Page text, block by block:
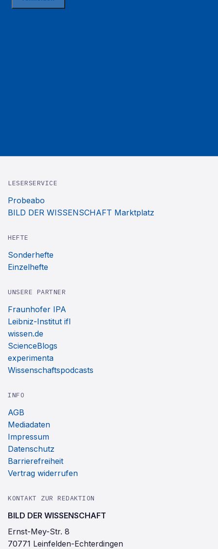
LESERSERVICE
Probeabo
BILD DER WISSENSCHAFT Marktplatz
HEFTE
Sonderhefte
Einzelhefte
UNSERE PARTNER
Fraunhofer IPA
Leibniz-Institut ifl
wissen.de
ScienceBlogs
experimenta
Wissenschaftspodcasts
INFO
AGB
Mediadaten
Impressum
Datenschutz
Barrierefreiheit
Vertrag widerrufen
KONTAKT ZUR REDAKTION
BILD DER WISSENSCHAFT
Ernst-Mey-Str. 8
70771 Leinfelden-Echterdingen